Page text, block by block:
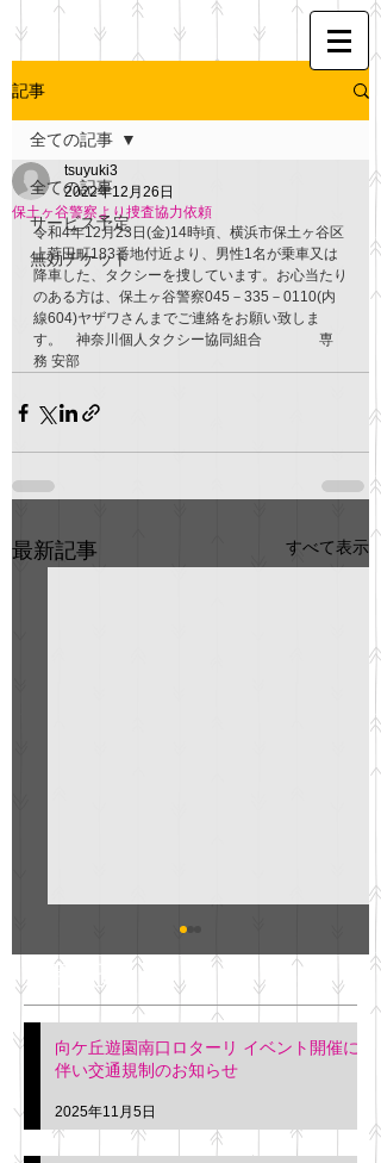
記事
全ての記事
サービス予定
無効チケット
全ての記事
保土ヶ谷警察より捜査協力依頼
tsuyuki3
2022年12月26日
令和4年12月23日(金)14時頃、横浜市保土ヶ谷区
上菅田町183番地付近より、男性1名が乗車又は
降車した、タクシーを捜しています。お心当たり
のある方は、保土ヶ谷警察045－335－0110(内
線604)ヤザワさんまでご連絡をお願い致しま
す。　神奈川個人タクシー協同組合　　　　専
務 安部
最新記事 すべて表示
明日(11月6日)午後3時～5
階会議室にてGOの説明会
を行います。 神奈川個人
タクシー協同組合 専務 佐
久間
最新記事
向ケ丘遊園南口ロターリ イベント開催に
伴い交通規制のお知らせ
2025年11月5日